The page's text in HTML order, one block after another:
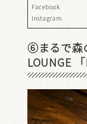
Facebook
Instagram
⑥まるで森
LOUNGE 「